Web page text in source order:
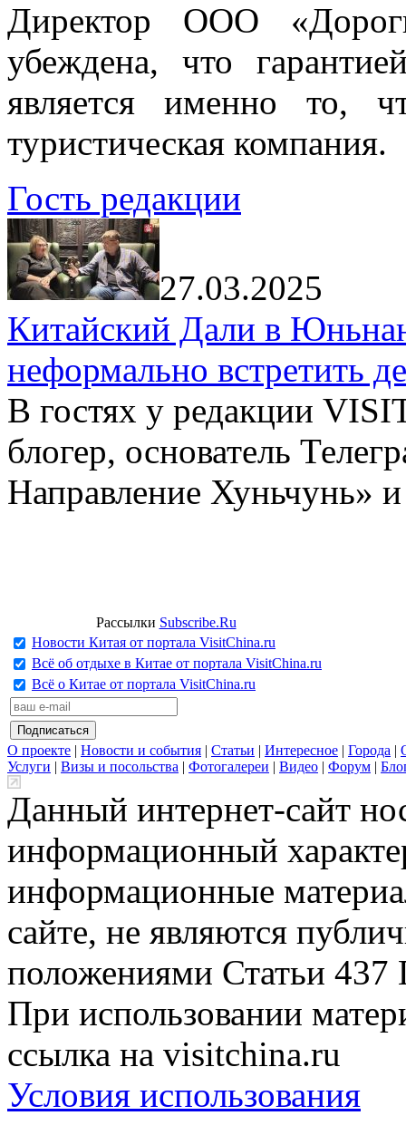
Директор ООО
убеждена, что
является именно то,
туристическая компания.
Гость редакции
27.03.2025
Китайский Дали в
неформально встретить
В гостях у редакции
блогер, основатель
Направление Хуньчунь»
Рассылки Subscribe.Ru
Новости Китая от портала VisitChina.ru
Всё об отдыхе в Китае от портала VisitChina.ru
Всё о Китае от портала VisitChina.ru
О проекте | Новости и события | Статьи | Интересное | Города |
Услуги | Визы и посольства | Фотогалереи | Видео | Форум |
Данный интернет-сайт
информационный
информационные
сайте, не являются
положениями Статьи 437
При использовании
ссылка на visitchina.ru
Условия использования